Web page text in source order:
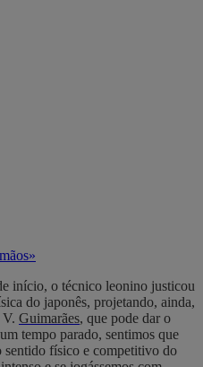
início, o técnico leonino justicou
do japonês, projetando, ainda,
Guimarães, que pode dar o
tempo parado, sentimos que
sentido físico e competitivo do